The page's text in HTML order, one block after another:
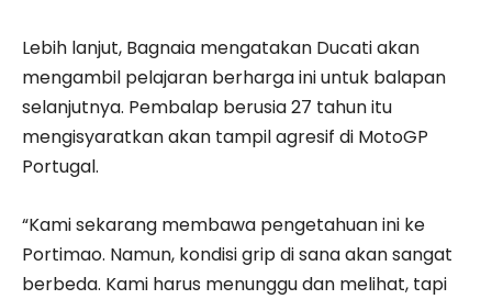
Lebih lanjut, Bagnaia mengatakan Ducati akan
mengambil pelajaran berharga ini untuk balapan
selanjutnya. Pembalap berusia 27 tahun itu
mengisyaratkan akan tampil agresif di MotoGP
Portugal.
“Kami sekarang membawa pengetahuan ini ke
Portimao. Namun, kondisi grip di sana akan sangat
berbeda. Kami harus menunggu dan melihat, tapi